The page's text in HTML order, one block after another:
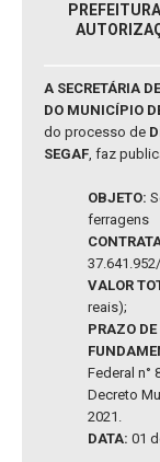
A SECRETÁRIA
DO MUNICÍPIO
do processo de
SEGAF, faz
OBJETO:
ferragens
VALOR
reais);
PRAZO
Federal n°
Decreto
2021.
DATA: 01